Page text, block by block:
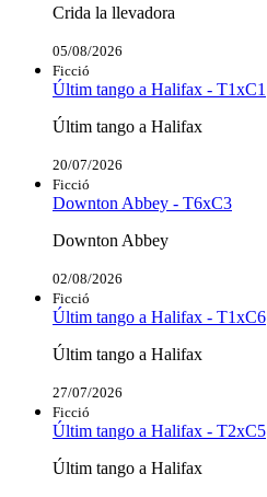
Crida la llevadora
05/08/2026
Ficció
Últim tango a Halifax - T1xC1
Últim tango a Halifax
20/07/2026
Ficció
Downton Abbey - T6xC3
Downton Abbey
02/08/2026
Ficció
Últim tango a Halifax - T1xC6
Últim tango a Halifax
27/07/2026
Ficció
Últim tango a Halifax - T2xC5
Últim tango a Halifax